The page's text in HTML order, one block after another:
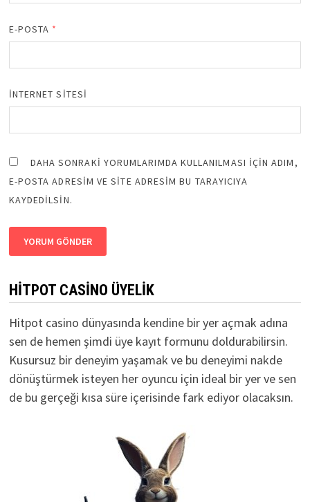
E-POSTA *
İNTERNET SITESI
DAHA SONRAKI YORUMLARIMDA KULLANILMASI IÇIN ADIM,
E-POSTA ADRESIM VE SITE ADRESIM BU TARAYICIYA
KAYDEDILSIN.
HITPOT CASINO ÜYELIK
Hitpot casino dünyasında kendine bir yer açmak adına
sen de hemen şimdi üye kayıt formunu doldurabilirsin.
Kusursuz bir deneyim yaşamak ve bu deneyimi nakde
dönüştürmek isteyen her oyuncu için ideal bir yer ve sen
de bu gerçeği kısa süre içerisinde fark ediyor olacaksın.